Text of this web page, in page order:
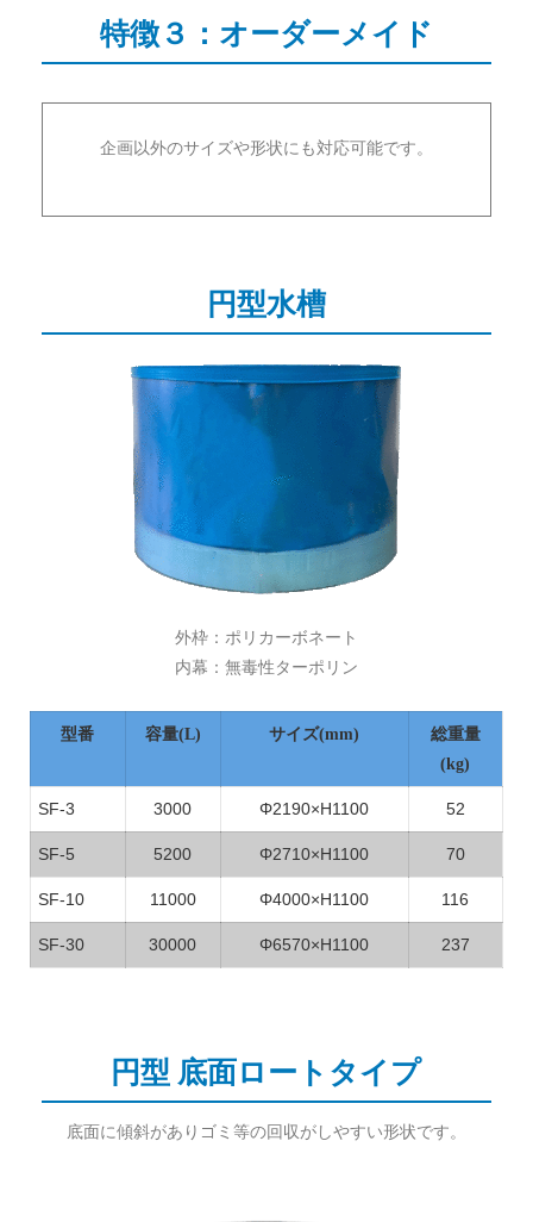
特徴３：オーダーメイド
企画以外のサイズや形状にも対応可能です。
円型水槽
型番 容量(L) サイズ(mm)
総重量
(kg)
SF-3 3000 Φ2190×H1100 52
SF-5 5200 Φ2710×H1100 70
SF-10 11000 Φ4000×H1100 116
SF-30 30000 Φ6570×H1100 237
外枠：ポリカーボネート
内幕：無毒性ターポリン
円型 底面ロートタイプ
底面に傾斜がありゴミ等の回収がしやすい形状です。